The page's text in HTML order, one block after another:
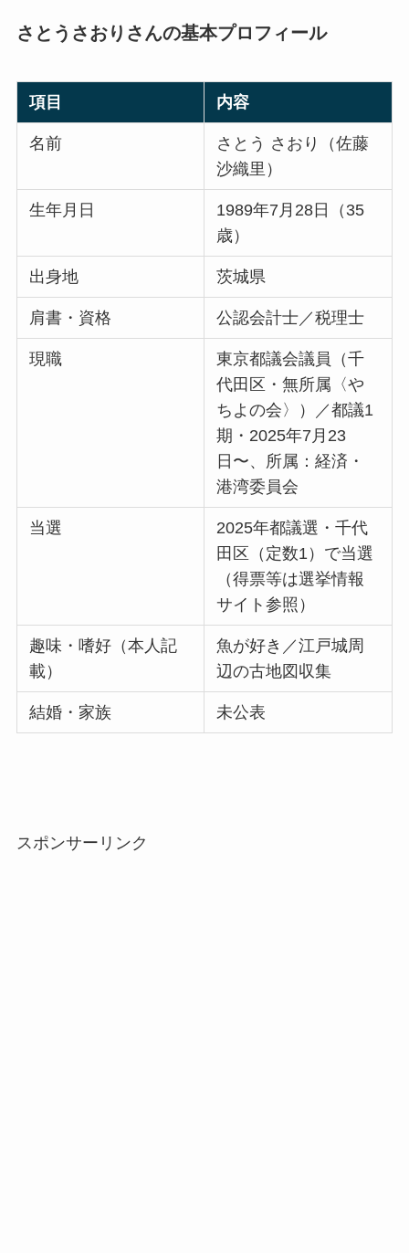
さとうさおりさんの基本プロフィール
項目 内容
名前
さとう さおり（佐藤
沙織里）
生年月日
1989年7月28日（35
歳）
出身地 茨城県
肩書・資格 公認会計士／税理士
現職
東京都議会議員（千
代田区・無所属〈や
ちよの会〉）／都議1
期・2025年7月23
日〜、所属：経済・
港湾委員会
当選
2025年都議選・千代
田区（定数1）で当選
（得票等は選挙情報
サイト参照）
趣味・嗜好（本人記
載）
魚が好き／江戸城周
辺の古地図収集
結婚・家族 未公表
スポンサーリンク